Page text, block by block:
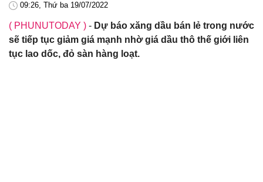
09:26, Thứ ba 19/07/2022
( PHUNUTODAY ) - Dự báo xăng dầu bán lẻ trong nước
sẽ tiếp tục giảm giá mạnh nhờ giá dầu thô thế giới liên
tục lao dốc, đỏ sàn hàng loạt.